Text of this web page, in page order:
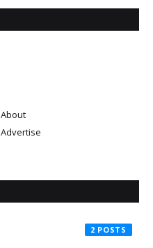
About
Advertise
2